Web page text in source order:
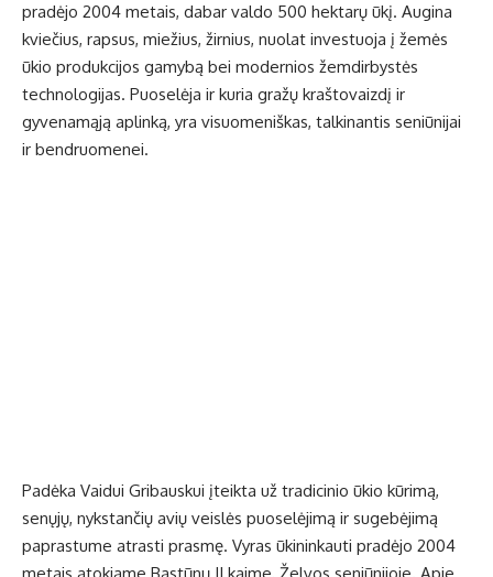
pradėjo 2004 metais, dabar valdo 500 hektarų ūkį. Augina
kviečius, rapsus, miežius, žirnius, nuolat investuoja į žemės
ūkio produkcijos gamybą bei modernios žemdirbystės
technologijas. Puoselėja ir kuria gražų kraštovaizdį ir
gyvenamąją aplinką, yra visuomeniškas, talkinantis seniūnijai
ir bendruomenei.
Padėka Vaidui Gribauskui įteikta už tradicinio ūkio kūrimą,
senųjų, nykstančių avių veislės puoselėjimą ir sugebėjimą
paprastume atrasti prasmę. Vyras ūkininkauti pradėjo 2004